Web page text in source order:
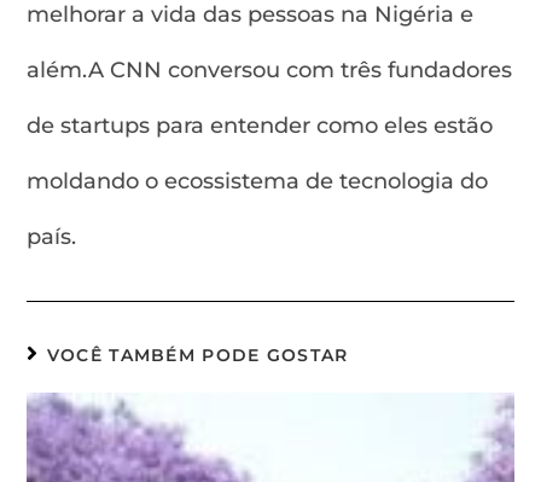
melhorar a vida das pessoas na Nigéria e
além.A CNN conversou com três fundadores
de startups para entender como eles estão
moldando o ecossistema de tecnologia do
país.
VOCÊ TAMBÉM PODE GOSTAR